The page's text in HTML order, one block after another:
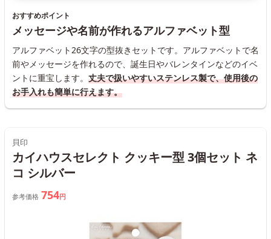
おすすめポイント
メッセージや名前が作れるアルファベット型
アルファベット26文字の型抜きセットです。アルファベットで名
前やメッセージを作れるので、誕生日やバレンタインなどのイベ
ントに重宝します。 丈夫で扱いやすいステンレス製で、使用後の
お手入れも簡単に行えます。
貝印
カイハウスセレクト クッキー型 3個セット ネ
コ シルバー
参考価格 754円